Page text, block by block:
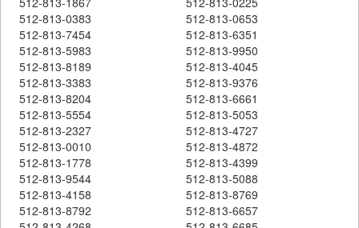
512-813-0383
512-813-0653
512-813-7454
512-813-6351
512-813-5983
512-813-9950
512-813-8189
512-813-4045
512-813-3383
512-813-9376
512-813-8204
512-813-6661
512-813-5554
512-813-5053
512-813-2327
512-813-4727
512-813-0010
512-813-4872
512-813-1778
512-813-4399
512-813-9544
512-813-5088
512-813-4158
512-813-8769
512-813-8792
512-813-6657